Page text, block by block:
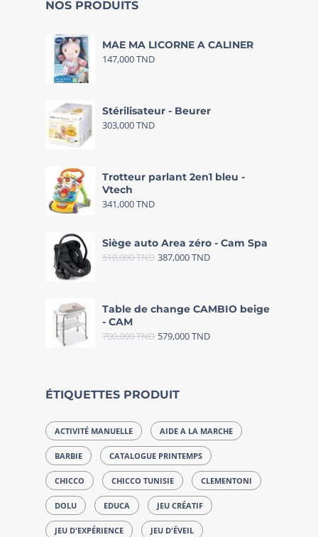
NOS PRODUITS
MAE MA LICORNE A CALINER
147,000TND
Stérilisateur - Beurer
303,000TND
Trotteur parlant 2en1 bleu -
Vtech
341,000TND
Siège auto Area zéro - Cam Spa
510,000TND 387,000TND
Table de change CAMBIO beige
- CAM
700,000TND 579,000TND
ÉTIQUETTES PRODUIT
ACTIVITÉ MANUELLE AIDE A LA MARCHE
BARBIE CATALOGUE PRINTEMPS
CHICCO CHICCO TUNISIE CLEMENTONI
DOLU EDUCA JEU CRÉATIF
JEU D'EXPÉRIENCE JEU D'ÉVEIL